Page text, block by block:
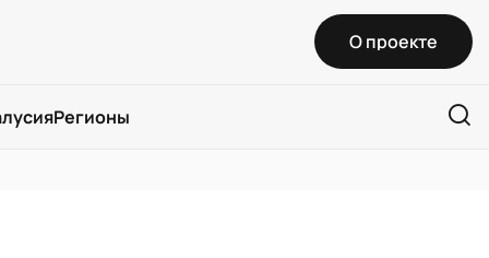
О проекте
Регионы